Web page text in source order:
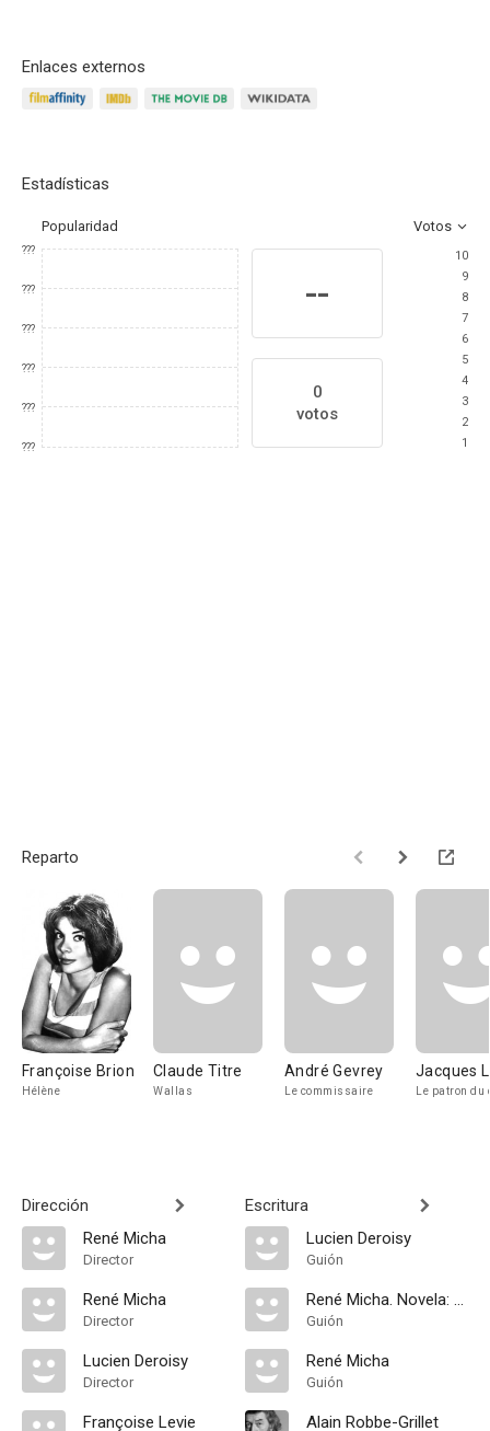
Enlaces externos
Estadísticas
Popularidad Votos
???
???
???
???
???
???
--
0
votos
10
9
8
7
6
5
4
3
2
1
Reparto
Françoise Brion
Hélène
Claude Titre
Wallas
André Gevrey
Le commissaire
Jacques
Le patron du
Dirección
René Micha
Director
René Micha
Director
Lucien Deroisy
Director
Françoise Levie
Escritura
Lucien Deroisy
Guión
René Micha. Novela: Alain Robbe-Grillet
Guión
René Micha
Guión
Alain Robbe-Grillet